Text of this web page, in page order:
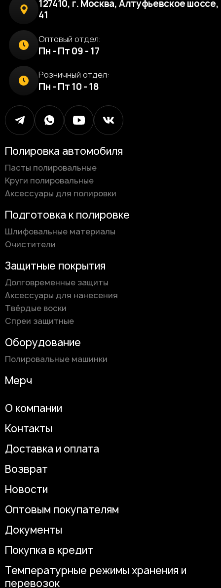
127410, г. Москва, Алтуфьевское шоссе,
41
Оптовый отдел:
Пн - Пт 09 - 17
Розничный отдел:
Пн - Пт 10 - 18
Полировка автомобиля
Пасты полировальные
Круги полировальные
Аксессуары для полировки
Подготовка к полировке
Шлифовальные материалы
Очистители
Защитные покрытия
Долговременные защиты
Аксессуары для нанесения
Твёрдые воски
Спреи защитные
Оборудование
Полировальные машинки
Мерч
О компании
Контакты
Доставка и оплата
Возврат
Новости
Оптовым покупателям
Документы
Покупка в кредит
Температурные режимы хранения и
перевозок